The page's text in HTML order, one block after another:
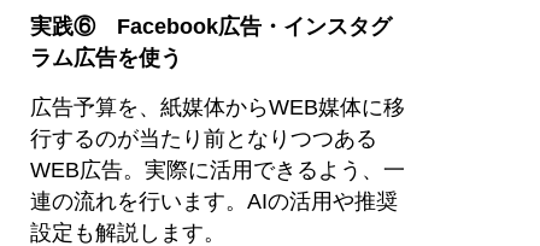
実践⑥ Facebook広告・インスタグ
ラム広告を使う
広告予算を、紙媒体からWEB媒体に移
行するのが当たり前となりつつある
WEB広告。実際に活用できるよう、一
連の流れを行います。AIの活用や推奨
設定も解説します。